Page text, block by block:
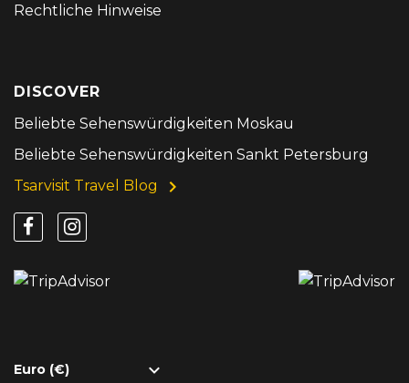
Rechtliche Hinweise
DISCOVER
Beliebte Sehenswürdigkeiten Moskau
Beliebte Sehenswürdigkeiten Sankt Petersburg
Tsarvisit Travel Blog
Euro (€)